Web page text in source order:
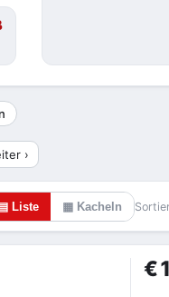
›
Liste ▦ Kacheln